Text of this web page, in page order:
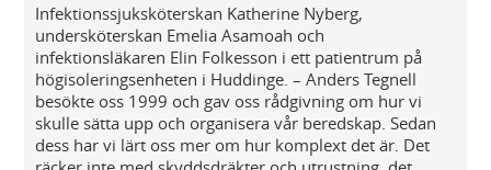
Infektionssjuksköterskan Katherine Nyberg,
undersköterskan Emelia Asamoah och
infektionsläkaren Elin Folkesson i ett patientrum på
högisoleringsenheten i Huddinge. – Anders Tegnell
besökte oss 1999 och gav oss rådgivning om hur vi
skulle sätta upp och organisera vår beredskap. Sedan
dess har vi lärt oss mer om hur komplext det är. Det